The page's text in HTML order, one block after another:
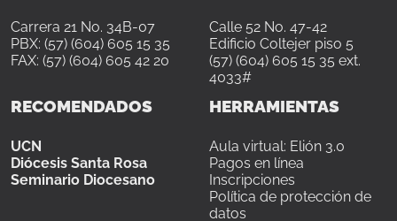
Carrera 21 No. 34B-07
PBX: (57) (604) 605 15 35
FAX: (57) (604) 605 42 20
Calle 52 No. 47-42
Edificio Coltejer piso 5
(57) (604) 605 15 35 ext.
4033#
RECOMENDADOS
UCN
Diócesis Santa Rosa
Seminario Diocesano
HERRAMIENTAS
Aula virtual: Elión 3.0
Pagos en línea
Inscripciones
Política de protección de
datos